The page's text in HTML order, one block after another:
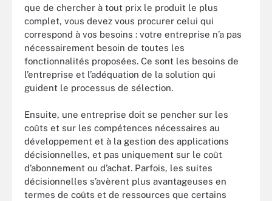
que de chercher à tout prix le produit le plus
complet, vous devez vous procurer celui qui
correspond à vos besoins : votre entreprise n’a pas
nécessairement besoin de toutes les
fonctionnalités proposées. Ce sont les besoins de
l’entreprise et l’adéquation de la solution qui
guident le processus de sélection.
Ensuite, une entreprise doit se pencher sur les
coûts et sur les compétences nécessaires au
développement et à la gestion des applications
décisionnelles, et pas uniquement sur le coût
d’abonnement ou d’achat. Parfois, les suites
décisionnelles s’avèrent plus avantageuses en
termes de coûts et de ressources que certains